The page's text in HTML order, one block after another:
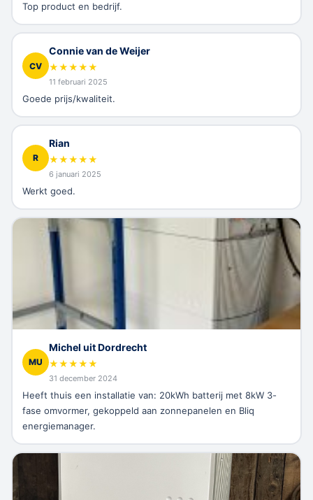
Top product en bedrijf.
CV
Connie van de Weijer
★★★★★
11 februari 2025
Goede prijs/kwaliteit.
R
Rian
★★★★★
6 januari 2025
Werkt goed.
MU
Michel uit Dordrecht
★★★★★
31 december 2024
Heeft thuis een installatie van: 20kWh batterij met 8kW 3-
fase omvormer, gekoppeld aan zonnepanelen en Bliq
energiemanager.